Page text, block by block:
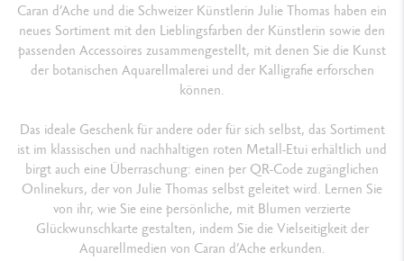
Caran d’Ache und die Schweizer Künstlerin Julie Thomas haben ein
neues Sortiment mit den Lieblingsfarben der Künstlerin sowie den
passenden Accessoires zusammengestellt, mit denen Sie die Kunst
der botanischen Aquarellmalerei und der Kalligrafie erforschen
können.
Das ideale Geschenk für andere oder für sich selbst, das Sortiment
ist im klassischen und nachhaltigen roten Metall-Etui erhältlich und
birgt auch eine Überraschung: einen per QR-Code zugänglichen
Onlinekurs, der von Julie Thomas selbst geleitet wird. Lernen Sie
von ihr, wie Sie eine persönliche, mit Blumen verzierte
Glückwunschkarte gestalten, indem Sie die Vielseitigkeit der
Aquarellmedien von Caran d’Ache erkunden.